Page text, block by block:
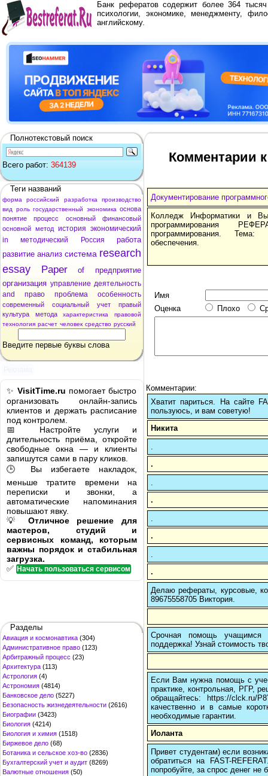
Банк рефератов содержит более 364
психологии, экономике, менеджменту,
английскому.
Полнотекстовый поиск
Всего работ: 364139
Теги названий
форма российский разработка
производство
вид
роль государственный экономика основа
понятие
процесс основный
финансовый
основной метод история экономический
in
методический Россия
работа
развитие анализ система research
essay
Paper of
предприятие
организация управление деятельность
and
право проблема особенность
современный социальный учет
правый
культура
метода характеристика
правовой
технология расчет человек средство русский
Введите первые буквы слова
✨ VisitTime.ru помогает быстро
организовать онлайн-запись
клиентов и держать расписание
под контролем.
📅 Настройте услуги и
длительность приёма, откройте
свободные окна — и клиенты
запишутся сами в пару кликов.
🕒 Вы избегаете накладок,
меньше тратите времени на
переписки и звонки, а
автоматические напоминания
повышают явку.
💡 Отличное решение для
мастеров, студий и
сервисных команд, которым
важны порядок и стабильная
загрузка.
✅ Начать пользоваться сервисом
Разделы
Авиация и космонавтика (304)
Административное право (123)
Арбитражный процесс (23)
Архитектура (113)
Астрология (4)
Астрономия (4814)
Банковское дело (5227)
Безопасность жизнедеятельности (2616)
Биографии (3423)
Биология (4214)
Биология и химия (1518)
Биржевое дело (68)
Ботаника и сельское хоз-во (2836)
Бухгалтерский учет и аудит (8269)
Валютные отношения (50)
Комментарии
Документирование
Колледж Информатики и
программирования
программирования. Тема:
обеспечения.
Имя
Оценка
Плохо
Комментарии:
Хватит париться. На сайте
пользуюсь, и вам советую!
Никита
.
.
.
.
Делаю рефераты, курсовые,
89675558705 Виктория.
Срочная помощь учащимся в
поддержка! Узнай стоимость
Если Вам нужна помощь с
практике, контрольная, РГР,
обращайтесь: https://clck.ru/
качественно и в самые
необходимые гарантии.
Иоланта
Привет студентам) если
обратиться на FAST-
попробуйте, за спрос денег не